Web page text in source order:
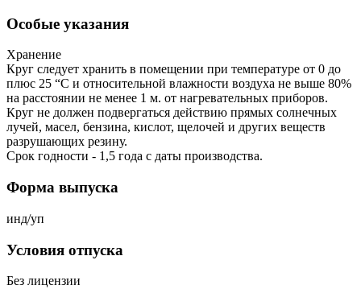
Особые указания
Хранение
Круг следует хранить в помещении при температуре от 0 до
плюс 25 “С и относительной влажности воздуха не выше 80%
на расстоянии не менее 1 м. от нагревательных приборов.
Круг не должен подвергаться действию прямых солнечных
лучей, масел, бензина, кислот, щелочей и других веществ
разрушающих резину.
Срок годности - 1,5 года с даты производства.
Форма выпуска
инд/уп
Условия отпуска
Без лицензии